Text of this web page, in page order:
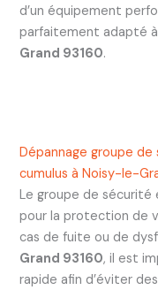
d’un équipement
parfaitement adapté
Grand 93160.
Dépannage groupe
cumulus à Noisy-le-
Le groupe de
pour la protection de
cas de fuite ou de
Grand 93160, il est
rapide afin d’éviter